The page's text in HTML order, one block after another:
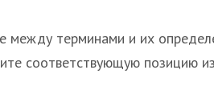
между терминами и их
соответствующую позицию